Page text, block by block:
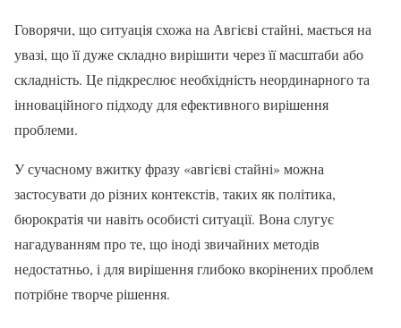
Говорячи, що ситуація схожа на Авгієві стайні, мається на
увазі, що її дуже складно вирішити через її масштаби або
складність. Це підкреслює необхідність неординарного та
інноваційного підходу для ефективного вирішення
проблеми.
У сучасному вжитку фразу «авгієві стайні» можна
застосувати до різних контекстів, таких як політика,
бюрократія чи навіть особисті ситуації. Вона слугує
нагадуванням про те, що іноді звичайних методів
недостатньо, і для вирішення глибоко вкорінених проблем
потрібне творче рішення.